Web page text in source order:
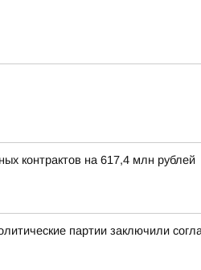
контрактов на 617,4 млн рублей
партии заключили